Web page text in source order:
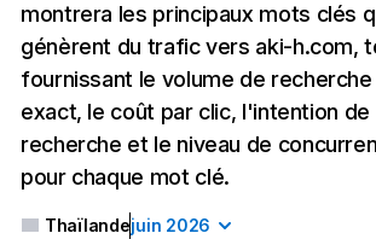
montrera les principaux mots clés
génèrent du trafic vers aki-h.com,
fournissant le volume de recherche
exact, le coût par clic, l'intention de
recherche et le niveau de
pour chaque mot clé.
Thaïlandejuin 2026